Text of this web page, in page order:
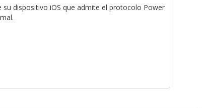
su dispositivo iOS que admite el protocolo Power